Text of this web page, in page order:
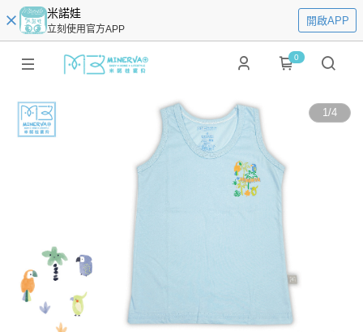
米諾娃
立刻使用官方APP
開啟APP
0
1/4